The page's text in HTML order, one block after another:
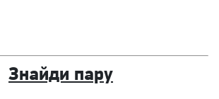
Знайди пару